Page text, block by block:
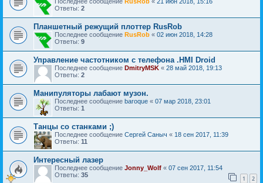
Ответы: 2
Планшетный режущий плоттер RusRob
Последнее сообщение RusRob « 02 июн 2018, 14:28
Ответы: 9
Управление частотником с телефона .HMI Droid
Последнее сообщение DmitryMSK « 28 май 2018, 19:13
Ответы: 2
Манипуляторы лабают музон.
Последнее сообщение baroque « 07 мар 2018, 23:01
Ответы: 1
Танцы со станками ;)
Последнее сообщение Сергей Саныч « 18 сен 2017, 11:39
Ответы: 11
Интересный лазер
Последнее сообщение Jonny_Wolf « 07 сен 2017, 11:54
Ответы: 35 1 2